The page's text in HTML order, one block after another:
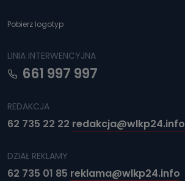
Pobierz logotyp
LINIA INTERWENCYJNA
661 997 997
REDAKCJA
62 735 22 22 redakcja@wlkp24.info
DZIAŁ REKLAMY
62 735 01 85 reklama@wlkp24.info